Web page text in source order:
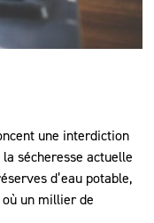
une interdiction
la sécheresse actuelle
d’eau potable,
un millier de